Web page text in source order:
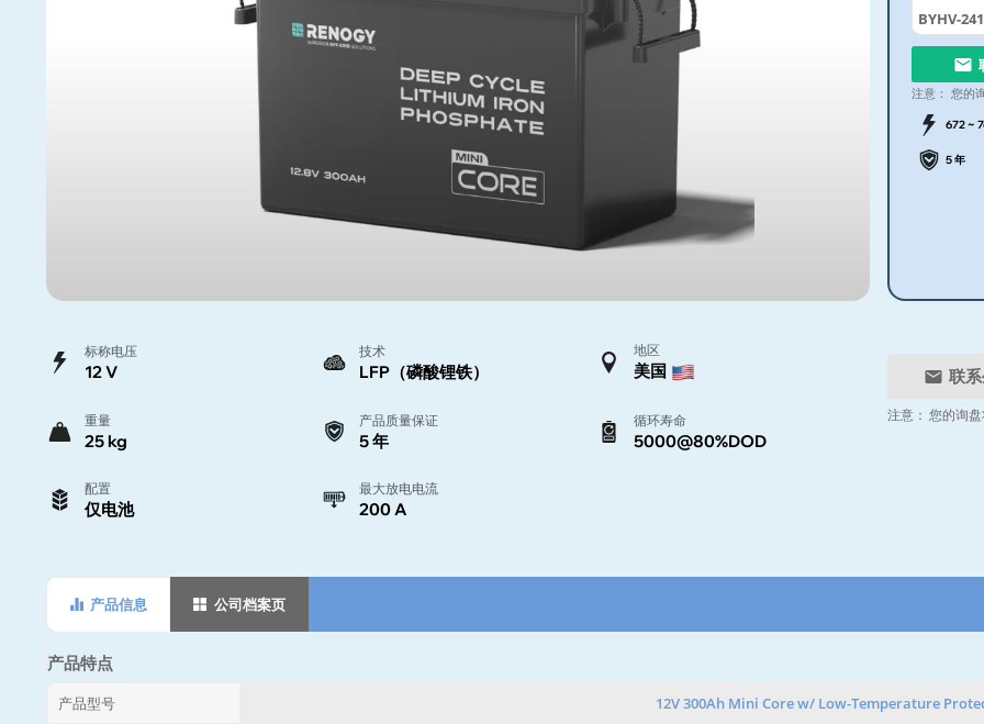
BYHV-
注意： 您的
672 ~
5 年
标称电压
12 V
技术
LFP（磷酸锂铁）
地区
美国
重量
25 kg
产品质量保证
5 年
循环寿命
5000@80%DOD
配置
仅电池
最大放电电流
200 A
联
注意： 您的询
产品信息 公司档案页
产品特点
产品型号 12V 300Ah Mini Core w/ Low-Temperature